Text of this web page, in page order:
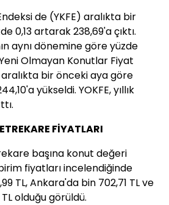
de (YKFE) aralıkta bir
0,13 artarak 238,69'a çıktı.
aynı dönemine göre yüzde
Olmayan Konutlar Fiyat
aralıkta bir önceki aya göre
yükseldi. YOKFE, yıllık
FİYATLARI
başına konut değeri
fiyatları incelendiğinde
TL, Ankara'da bin 702,71 TL ve
olduğu görüldü.